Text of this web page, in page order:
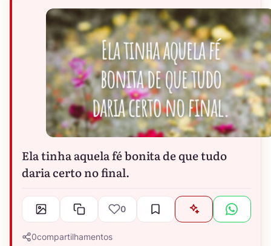
Ela tinha aquela fé bonita de que tudo
daria certo no final.
0
0compartilhamentos